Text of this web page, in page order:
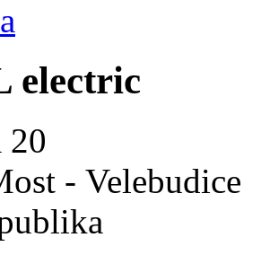
electric
20
- Velebudice